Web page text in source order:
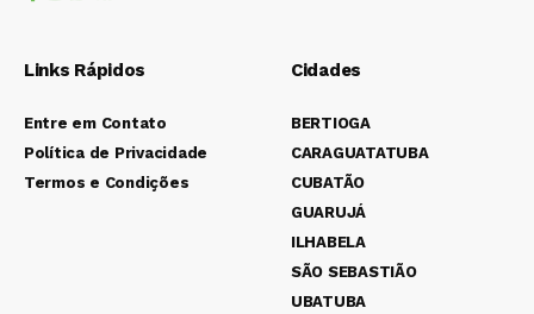
Links Rápidos
Entre em Contato
Política de Privacidade
Termos e Condições
Cidades
BERTIOGA
CARAGUATATUBA
CUBATÃO
GUARUJÁ
ILHABELA
SÃO SEBASTIÃO
UBATUBA